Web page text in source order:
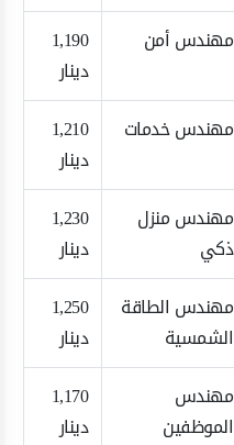
مهندس أمن
1,190
دينار
مهندس خدمات
1,210
دينار
مهندس منزل
ذكي
1,230
دينار
مهندس الطاقة
الشمسية
1,250
دينار
مهندس
الموظفين
1,170
دينار